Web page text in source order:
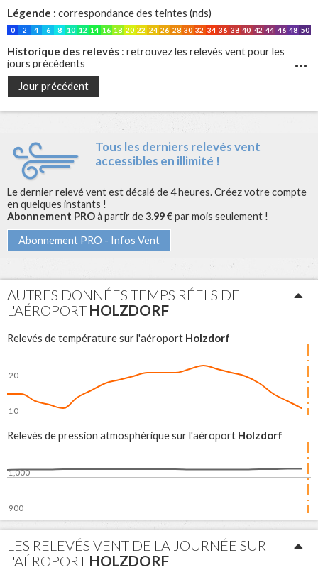
Légende : correspondance des teintes (nds)
0 2 4 6 8 10 12 14 16 18 20 22 24 26 28 30 32 34 36 38 40 42 44 46 48 50
Historique des relevés : retrouvez les relevés vent pour les
jours précédents
Jour précédent
Tous les derniers relevés vent
accessibles en illimité !
Le dernier relevé vent est décalé de 4 heures. Créez votre compte
en quelques instants !
Abonnement PROà partir de3.99 €par mois seulement !
Abonnement PRO - Infos Vent
AUTRES DONNÉES TEMPS RÉELS DE
L'AÉROPORT HOLZDORF
Relevés de température sur l'aéroport Holzdorf
10
20
Relevés de pression atmosphérique sur l'aéroport Holzdorf
06:00 12:00 18:00
900
1,000
LES RELEVÉS VENT DE LA JOURNÉE SUR
L'AÉROPORT HOLZDORF